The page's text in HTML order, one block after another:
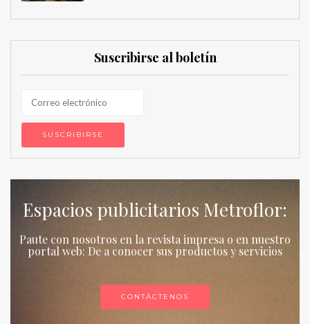
Suscribirse al boletín
Espacios publicitarios Metroflor:
Paute con nosotros en la revista impresa o en nuestro
portal web: De a conocer sus productos y servicios
CONTÁCTENOS